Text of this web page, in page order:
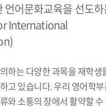
언어문화교육을 선도
International
하는 다양한 과목을 재학생
고 있습니다. 우리 영어학
와 소통의 장에서 활약할 수